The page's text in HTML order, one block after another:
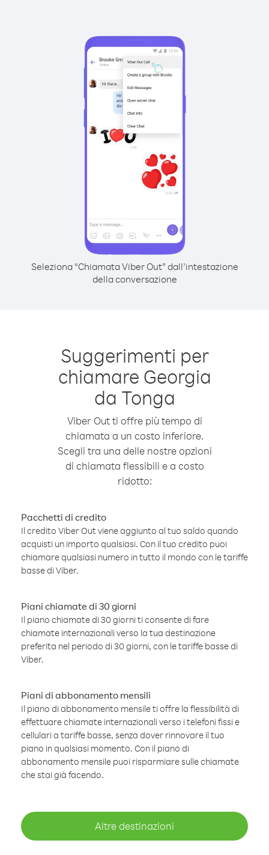
Seleziona “Chiamata Viber Out” dall’intestazione
della conversazione
Suggerimenti per
chiamare Georgia
da Tonga
Viber Out ti offre più tempo di
chiamata a un costo inferiore.
Scegli tra una delle nostre opzioni
di chiamata flessibili e a costo
ridotto:
Pacchetti di credito
Il credito Viber Out viene aggiunto al tuo saldo quando
acquisti un importo qualsiasi. Con il tuo credito puoi
chiamare qualsiasi numero in tutto il mondo con le tariffe
basse di Viber.
Piani chiamate di 30 giorni
Il piano chiamate di 30 giorni ti consente di fare
chiamate internazionali verso la tua destinazione
preferita nel periodo di 30 giorni, con le tariffe basse di
Viber.
Piani di abbonamento mensili
Il piano di abbonamento mensile ti offre la flessibilità di
effettuare chiamate internazionali verso i telefoni fissi e
cellulari a tariffe basse, senza dover rinnovare il tuo
piano in qualsiasi momento. Con il piano di
abbonamento mensile puoi risparmiare sulle chiamate
che stai già facendo.
Altre destinazioni